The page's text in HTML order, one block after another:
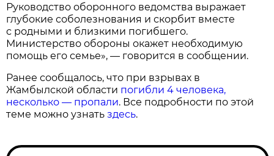
Руководство оборонного ведомства выражает
глубокие соболезнования и скорбит вместе
с родными и близкими погибшего.
Министерство обороны окажет необходимую
помощь его семье», — говорится в сообщении.
Ранее сообщалось, что при взрывах в
Жамбылской области погибли 4 человека,
несколько — пропали. Все подробности по этой
теме можно узнатьздесь.